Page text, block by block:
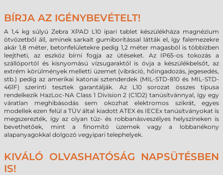
BÍRJA AZ IGÉNYBEVÉTELT!
A 1,4 kg súlyú Zebra XPAD L10 ipari tablet készülékháza magnézium
ötvözetből áll, aminek sarkait gumiborítással látták el, így falemezekre
akár 1,8 méter, betonfelületekre pedig 1,2 méter magasból is többízben
leejtheti, az eszköz bírni fogja az ütéseket. Az IP65-os tokozás a
szállóportól és kisnyomású vízsugaraktól is óvja a készülékbelsőt, az
extrém körülmények melletti üzemet (vibráció, hőingadozás, jegesedés,
stb.) pedig az amerikai katonai sztenderdek (MIL-STD-810 és MIL-STD-
461F) szerinti tesztek garantálják. Az L10 sorozat összes típusa
rendelkezik HazLoc-NA Class 1 Division 2 (C1D2) tanúsítvánnyal, így egy
váratlan meghibásodás sem okozhat elektromos szikrát, egyes
modellek ezen felül a TÜV által kiadott ATEX és IECEx tanúsítványokat is
megszerezték, így az olyan tűz- és robbanásveszélyes helyszíneken is
bevethetőek, mint a finomító üzemek vagy a lobbanékony
alapanyagokkal dolgozó vegyipari telephelyek.
KIVÁLÓ OLVASHATÓSÁG NAPSÜTÉSBEN
IS!